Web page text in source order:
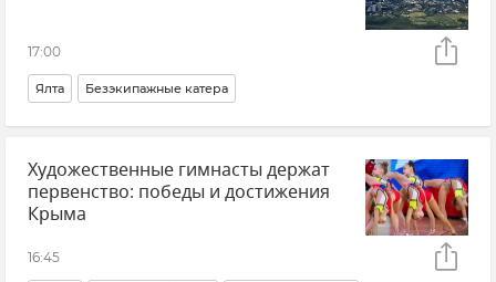
17:00
Ялта Безэкипажные катера
Безопасность Республики Крым и Севастополя
Атаки ВСУ на Крым
ГУ МЧС РФ по Республике Крым
Художественные гимнасты держат
первенство: победы и достижения
Крыма
16:45